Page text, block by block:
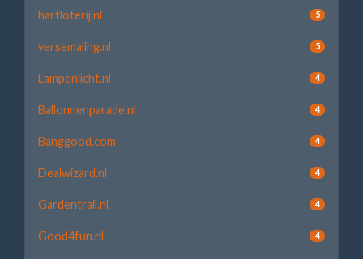
hartloterij.nl 5
versemaling.nl 5
Lampenlicht.nl 4
Ballonnenparade.nl 4
Banggood.com 4
Dealwizard.nl 4
Gardentrail.nl 4
Good4fun.nl 4